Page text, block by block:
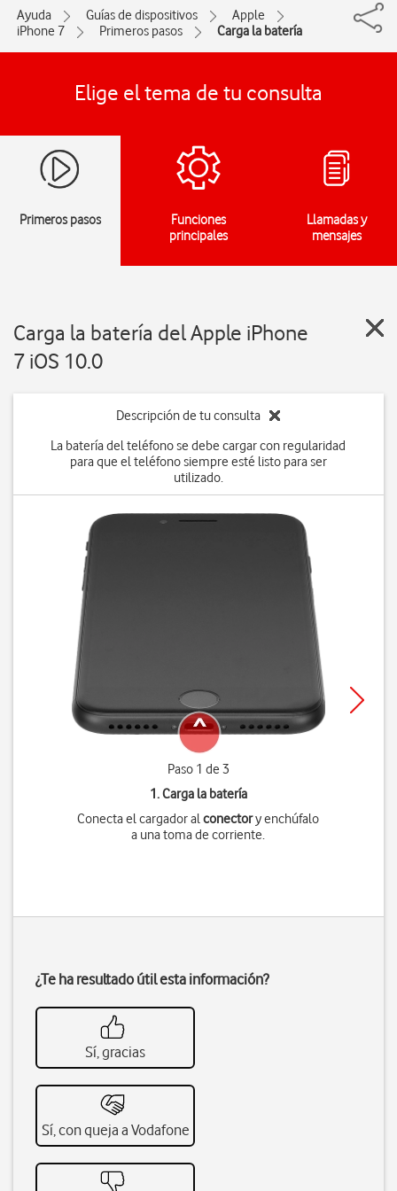
Ayuda Guías de dispositivos
Apple
iPhone 7
Primeros pasos Carga la batería
Elige el tema de tu consulta
Primeros pasos
Funciones
principales
Llamadas y
mensajes
Carga la batería del Apple iPhone
7 iOS 10.0
Descripción de tu consulta
La batería del teléfono se debe cargar con regularidad
para que el teléfono siempre esté listo para ser
utilizado.
Paso 1 de 3
1. Carga la batería
Conecta el cargador alconectory enchúfalo
a una toma de corriente.
¿Te ha resultado útil esta información?
Sí, gracias
Sí, con queja a Vodafone